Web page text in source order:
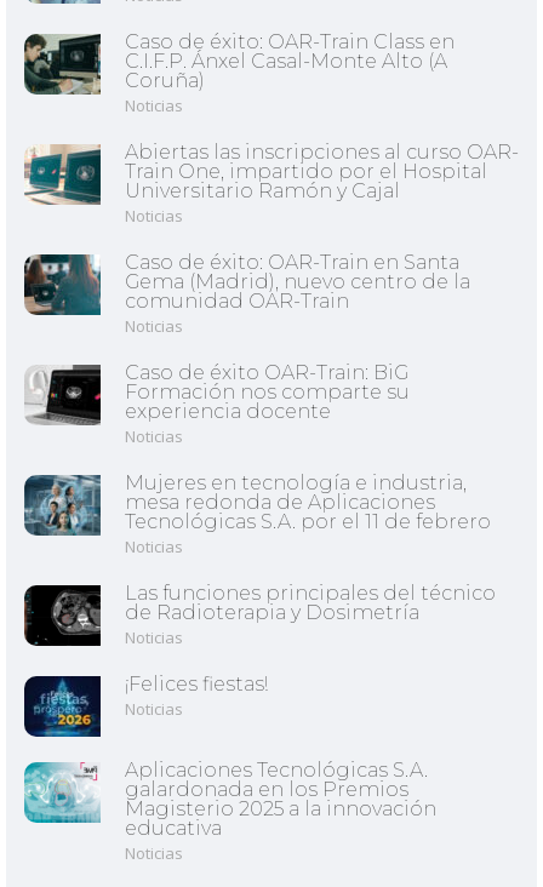
Caso de éxito: OAR-Train Class en
C.I.F.P. Ánxel Casal-Monte Alto (A
Coruña)
Noticias
Abiertas las inscripciones al curso OAR-
Train One, impartido por el Hospital
Universitario Ramón y Cajal
Noticias
Caso de éxito: OAR-Train en Santa
Gema (Madrid), nuevo centro de la
comunidad OAR-Train
Noticias
Caso de éxito OAR-Train: BiG
Formación nos comparte su
experiencia docente
Noticias
Mujeres en tecnología e industria,
mesa redonda de Aplicaciones
Tecnológicas S.A. por el 11 de febrero
Noticias
Las funciones principales del técnico
de Radioterapia y Dosimetría
Noticias
¡Felices fiestas!
Noticias
Aplicaciones Tecnológicas S.A.
galardonada en los Premios
Magisterio 2025 a la innovación
educativa
Noticias